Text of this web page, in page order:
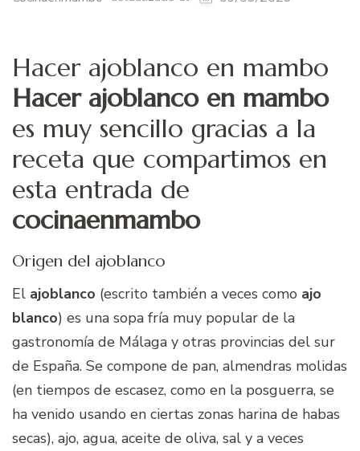
Hacer ajoblanco en mambo
Hacer ajoblanco en mambo
es muy sencillo gracias a la
receta que compartimos en
esta entrada de
cocinaenmambo
Origen del ajoblanco
El ajoblanco (escrito también a veces como ajo
blanco) es una sopa fría muy popular de la
gastronomía de Málaga y otras provincias del sur
de España. Se compone de pan, almendras molidas
(en tiempos de escasez, como en la posguerra, se
ha venido usando en ciertas zonas harina de habas
secas), ajo, agua, aceite de oliva, sal y a veces